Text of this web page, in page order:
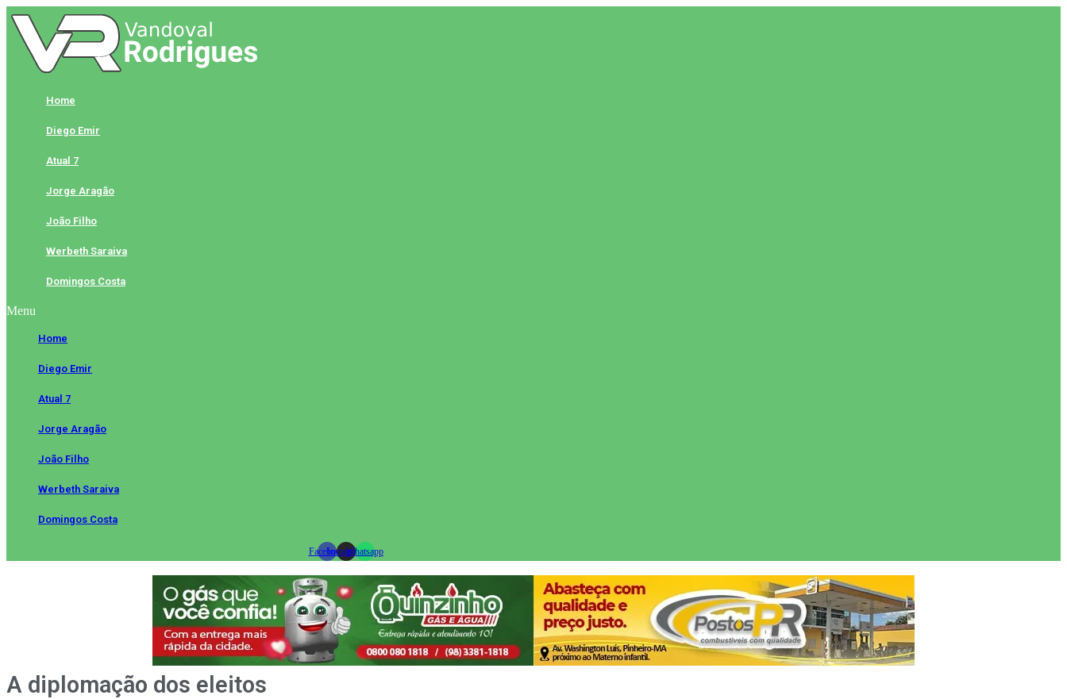
Skip
to
content
Home
Diego Emir
Atual 7
Jorge Aragão
João Filho
Werbeth Saraiva
Domingos Costa
Menu
Home
Diego Emir
Atual 7
Jorge Aragão
João Filho
Werbeth Saraiva
Domingos Costa
FacebookInstagramWhatsapp
A diplomação dos eleitos